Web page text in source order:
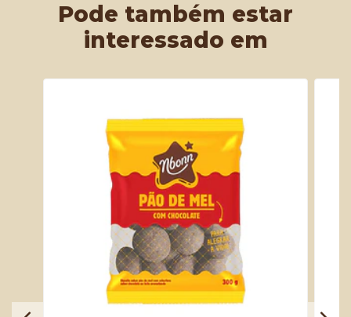
Pode também estar
interessado em